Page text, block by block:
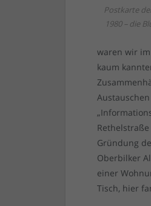
Postkarte
1980 – die
waren wir
kaum
Gründung
Oberbilker
einer
Tisch, hier